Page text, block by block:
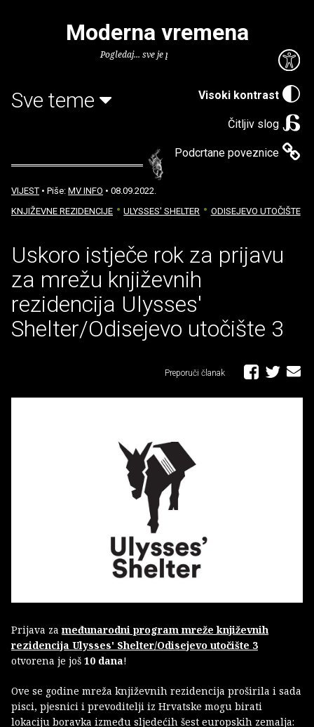
Visoki kontrast
Čitljiv slog
Podcrtane poveznice
Moderna vremena
Pogledaj... sve je puno knjiga.
Sve teme
VIJEST • Piše: MV INFO • 08.09.2022.
KNJIŽEVNE REZIDENCIJE
ULYSSES' SHELTER ODISEJEVO UTOČIŠTE
Uskoro istječe rok za prijavu
za mrežu književnih
rezidencija Ulysses'
Shelter/Odisejevo utočište 3
Preporuči članak
Prijava zameđunarodni program mreže književnih
rezidencija Ulysses' Shelter/Odisejevo utočište 3
otvorena je još 10 dana!
Ove se godine mreža književnih rezidencija proširila i sada
pisci, pjesnici i prevoditelji iz Hrvatske mogu birati
lokaciju boravka između sljedećih šest europskih zemalja: